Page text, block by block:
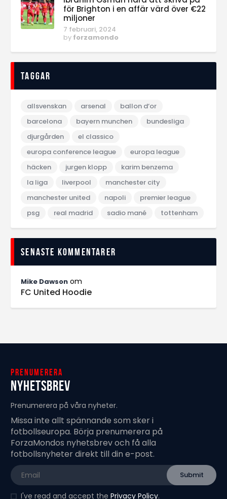
för Brighton i en affär värd över €22
miljoner
7 februari, 2024
by forzamondo
Taggar
allsvenskan arsenal
ballon d‘or
barcelona
bayern munchen
bundesliga
djurgården
el classico
europa conference league
europa league
häcken
jurgen klopp
karim benzema
la liga
liverpool
manchester city
manchester united
napoli
premier league
psg
real madrid sadio mané tottenham
Senaste kommentarer
Mike Dawson om
FC United Hoodie
Prenumerera
Nyhetsbrev
Prenumerera på våra nyheter.
Missa inte allt spännande som sker i
fotbollseuropa. Börja prenumerera på
ForzaMondos nyhetsbrev och få alla
fotbollsnyheter direkt till din e-post.
I've read and accept the Privacy Policy.